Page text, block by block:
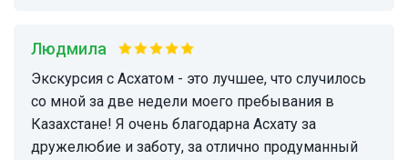
Людмила
Экскурсия с Асхатом - это лучшее, что случилось
со мной за две недели моего пребывания в
Казахстане! Я очень благодарна Асхату за
дружелюбие и заботу, за отлично продуманный